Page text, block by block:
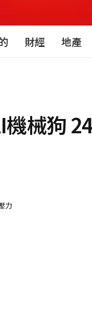
財經 地產
械狗